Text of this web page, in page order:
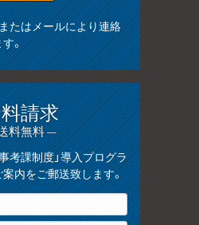
たはメールにより連絡
。
請求
料無料 —
考課制度」導入プログラ
内をご郵送致します。